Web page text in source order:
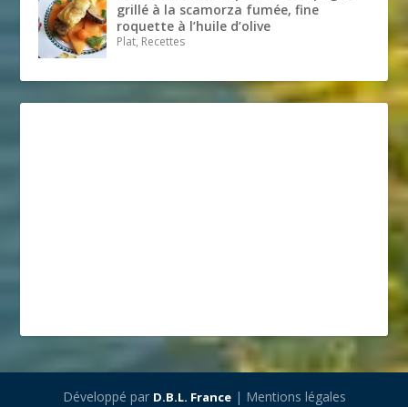
grillé à la scamorza fumée, fine
roquette à l’huile d’olive
Plat, Recettes
Développé par D.B.L. France| Mentions légales